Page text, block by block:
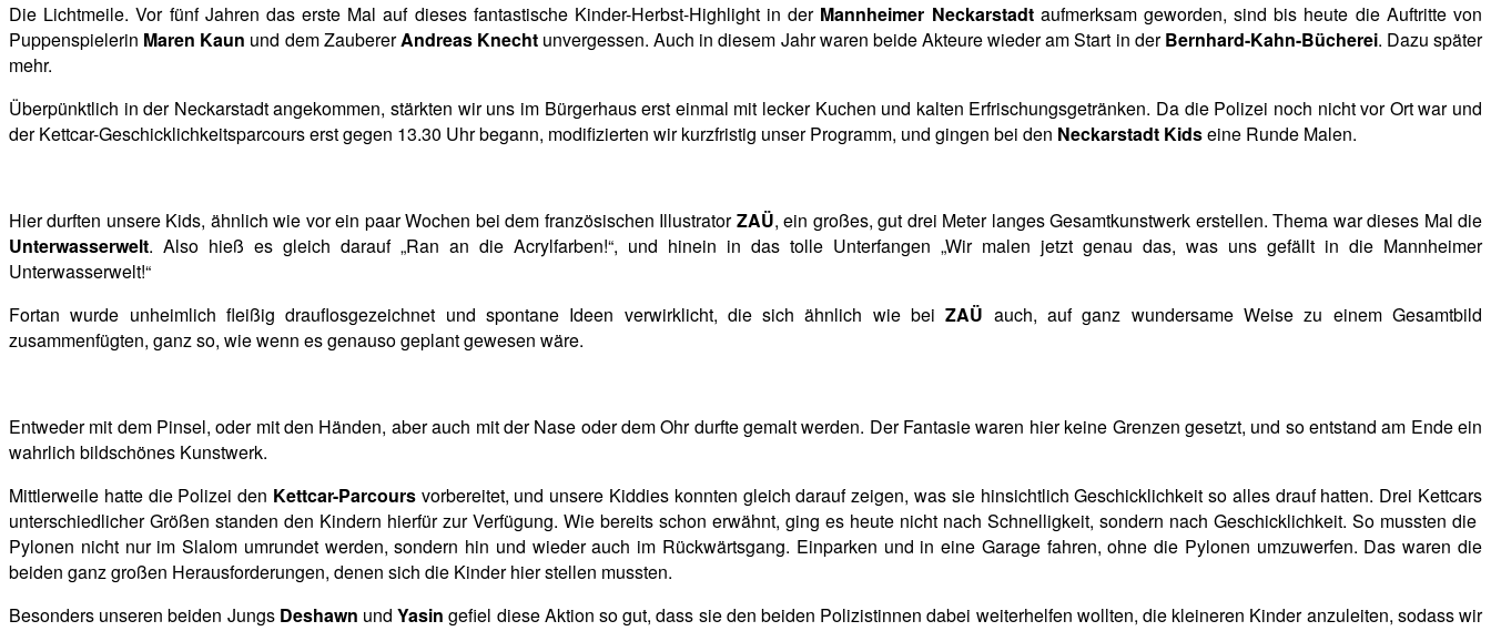
Die Lichtmeile. Vor fünf Jahren das erste Mal auf dieses fantastische Kinder-Herbst-Highlight in der Mannheimer Neckarstadtaufmerksam geworden, sind bis heute die Auftritte von
Puppenspielerin Maren Kaun und dem ZaubererAndreas Knechtunvergessen. Auch in diesem Jahr waren beide Akteure wieder am Start in derBernhard-Kahn-Bücherei. Dazu später
mehr.
Überpünktlich in der Neckarstadt angekommen, stärkten wir uns im Bürgerhaus erst einmal mit lecker Kuchen und kalten Erfrischungsgetränken. Da die Polizei noch nicht vor Ort war und
der Kettcar-Geschicklichkeitsparcours erst gegen 13.30 Uhr begann, modifizierten wir kurzfristig unser Programm, und gingen bei den Neckarstadt Kidseine Runde Malen.
Hier durften unsere Kids, ähnlich wie vor ein paar Wochen bei dem französischen IllustratorZAÜ, ein großes, gut drei Meter langes Gesamtkunstwerk erstellen. Thema war dieses Mal die
Unterwasserwelt. Also hieß es gleich darauf „Ran an die Acrylfarben!“, und hinein in das tolle Unterfangen „Wir malen jetzt genau das, was uns gefällt in die Mannheimer
Unterwasserwelt!“
Fortan wurde unheimlich fleißig drauflosgezeichnet und spontane Ideen verwirklicht, die sich ähnlich wie beiZAÜ auch, auf ganz wundersame Weise zu einem Gesamtbild
zusammenfügten, ganz so, wie wenn es genauso geplant gewesen wäre.
Entweder mit dem Pinsel, oder mit den Händen, aber auch mit der Nase oder dem Ohr durfte gemalt werden. Der Fantasie waren hier keine Grenzen gesetzt, und so entstand am Ende ein
wahrlich bildschönes Kunstwerk.
Mittlerweile hatte die Polizei den Kettcar-Parcoursvorbereitet, und unsere Kiddies konnten gleich darauf zeigen, was sie hinsichtlich Geschicklichkeit so alles drauf hatten. Drei Kettcars
unterschiedlicher Größen standen den Kindern hierfür zur Verfügung. Wie bereits schon erwähnt, ging es heute nicht nach Schnelligkeit, sondern nach Geschicklichkeit. So mussten die
Pylonen nicht nur im Slalom umrundet werden, sondern hin und wieder auch im Rückwärtsgang. Einparken und in eine Garage fahren, ohne die Pylonen umzuwerfen. Das waren die
beiden ganz großen Herausforderungen, denen sich die Kinder hier stellen mussten.
Besonders unseren beiden Jungs Deshawn undYasingefiel diese Aktion so gut, dass sie den beiden Polizistinnen dabei weiterhelfen wollten, die kleineren Kinder anzuleiten, sodass wir